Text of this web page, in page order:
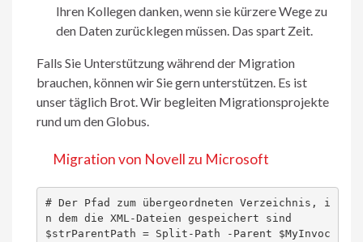
Ihren Kollegen danken, wenn sie kürzere Wege zu
den Daten zurücklegen müssen. Das spart Zeit.
Falls Sie Unterstützung während der Migration
brauchen, können wir Sie gern unterstützen. Es ist
unser täglich Brot. Wir begleiten Migrationsprojekte
rund um den Globus.
Migration von Novell zu Microsoft
# Der Pfad zum übergeordneten Verzeichnis, i
n dem die XML-Dateien gespeichert sind
$strParentPath = Split-Path -Parent $MyInvoc